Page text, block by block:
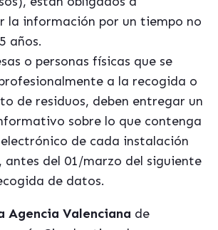
la información por un tiempo no
años.
o personas físicas que se
a la recogida o
de residuos, deben entregar un
sobre lo que contenga
de cada instalación
antes del 01/marzo del siguiente
de datos.
Agencia Valenciana de